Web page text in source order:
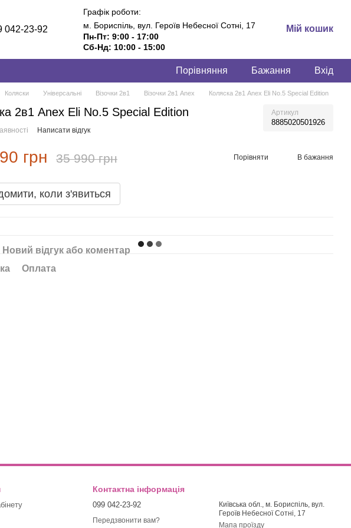
042-23-92
Графік роботи:
м. Бориспіль, вул. Героїв Небесної Сотні, 17
Пн-Пт: 9:00 - 17:00
Сб-Нд: 10:00 - 15:00
Мій кошик
Порівняння Бажання Вхід
Коляски Універсальні Візочки 2в1 Візочки 2в1 Anex Коляска 2в1 Anex Eli No.5 Special Edition
2в1 Anex Eli No.5 Special Edition Артикул
8885020501926
Написати відгук
грн 35 990 грн Порівняти В бажання
коли з'явиться
Новий відгук або коментар
Оплата
Контактна інформація
099 042-23-92
Передзвонити вам?
Київська обл., м. Бориспіль, вул.
Героїв Небесної Сотні, 17
Мапа проїзду